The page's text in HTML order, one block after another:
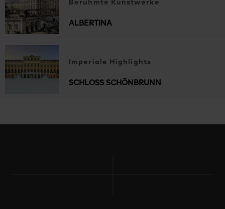
Berühmte Kunstwerke
ALBERTINA
Imperiale Highlights
SCHLOSS SCHÖNBRUNN